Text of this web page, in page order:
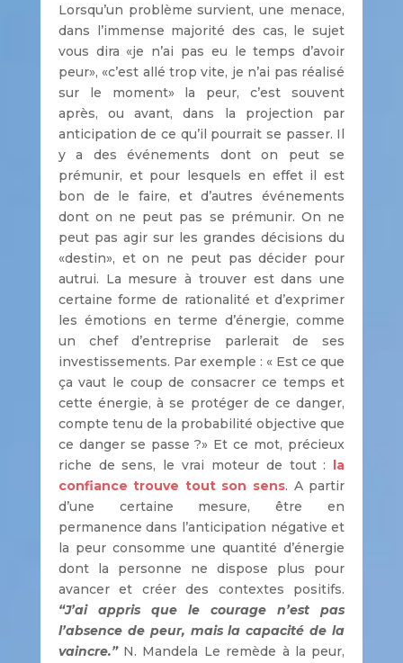
Lorsqu’un problème survient, une menace,
dans l’immense majorité des cas, le sujet
vous dira «je n’ai pas eu le temps d’avoir
peur», «c’est allé trop vite, je n’ai pas réalisé
sur le moment» la peur, c’est souvent
après, ou avant, dans la projection par
anticipation de ce qu’il pourrait se passer. Il
y a des événements dont on peut se
prémunir, et pour lesquels en effet il est
bon de le faire, et d’autres événements
dont on ne peut pas se prémunir. On ne
peut pas agir sur les grandes décisions du
«destin», et on ne peut pas décider pour
autrui. La mesure à trouver est dans une
certaine forme de rationalité et d’exprimer
les émotions en terme d’énergie, comme
un chef d’entreprise parlerait de ses
investissements. Par exemple : « Est ce que
ça vaut le coup de consacrer ce temps et
cette énergie, à se protéger de ce danger,
compte tenu de la probabilité objective que
ce danger se passe ?» Et ce mot, précieux
riche de sens, le vrai moteur de tout : la
confiance trouve tout son sens. A partir
d’une certaine mesure, être en
permanence dans l’anticipation négative et
la peur consomme une quantité d’énergie
dont la personne ne dispose plus pour
avancer et créer des contextes positifs.
“J’ai appris que le courage n’est pas
l’absence de peur, mais la capacité de la
vaincre.” N. Mandela Le remède à la peur,